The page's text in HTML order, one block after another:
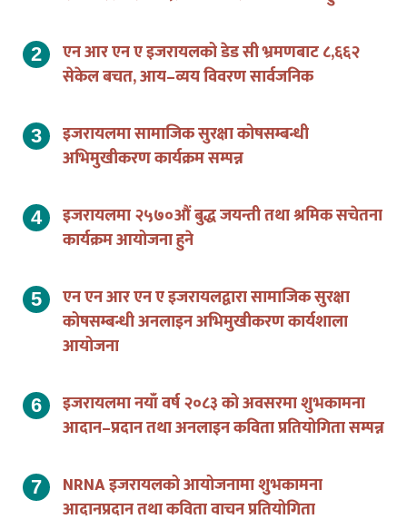
सेकेल बचत, आय–व्यय विवरण सार्वजनिक
अभिमुखीकरण कार्यक्रम सम्पन्न
कार्यक्रम आयोजना हुने
कोषसम्बन्धी अनलाइन अभिमुखीकरण कार्यशाला
आयोजना
आदान–प्रदान तथा अनलाइन कविता प्रतियोगिता सम्पन्न
आदानप्रदान तथा कविता वाचन प्रतियोगिता